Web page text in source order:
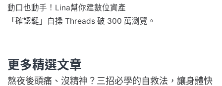
動口也動手！Lina幫你建數位資產
「確認鍵」自操 Threads 破 300 萬瀏覽。
更多精選文章
熬夜後頭痛、沒精神？三招必學的自救法，讓身體快